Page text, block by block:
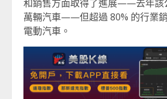
和銷售方面取得了進展——去年該
萬輛汽車——但超過 80% 的行業
電動汽車。